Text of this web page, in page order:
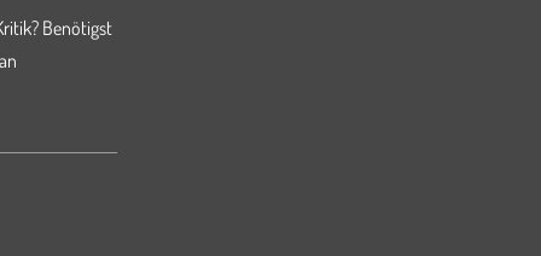
Benötigst